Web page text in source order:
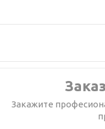
Закажите